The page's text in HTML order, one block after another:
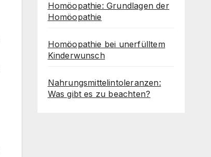
Homöopathie: Grundlagen der
Homöopathie
Homöopathie bei unerfülltem
Kinderwunsch
Nahrungsmittelintoleranzen:
Was gibt es zu beachten?